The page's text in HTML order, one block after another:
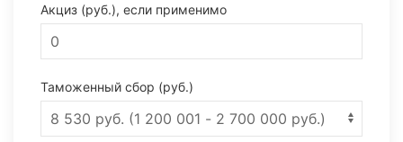
Акциз (руб.), если применимо
Таможенный сбор (руб.)